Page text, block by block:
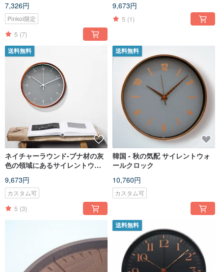
7,326円
Pinkoi限定
5 (7)
プ
9,673円
5 (1)
送料無料
ネイチャーラウンド-ブナ材の灰
色の領域にあるサイレントウォ
9,673円
カスタム可
5 (3)
送料無料
韓国 - 秋の気配 サイレントウォ
ールクロック
10,760円
カスタム可
送料無料